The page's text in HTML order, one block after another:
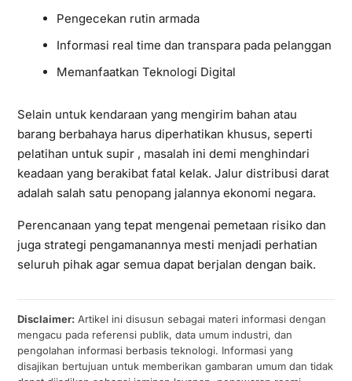
Pengecekan rutin armada
Informasi real time dan transpara pada pelanggan
Memanfaatkan Teknologi Digital
Selain untuk kendaraan yang mengirim bahan atau
barang berbahaya harus diperhatikan khusus, seperti
pelatihan untuk supir , masalah ini demi menghindari
keadaan yang berakibat fatal kelak. Jalur distribusi darat
adalah salah satu penopang jalannya ekonomi negara.
Perencanaan yang tepat mengenai pemetaan risiko dan
juga strategi pengamanannya mesti menjadi perhatian
seluruh pihak agar semua dapat berjalan dengan baik.
Disclaimer:Artikel ini disusun sebagai materi informasi dengan
mengacu pada referensi publik, data umum industri, dan
pengolahan informasi berbasis teknologi. Informasi yang
disajikan bertujuan untuk memberikan gambaran umum dan tidak